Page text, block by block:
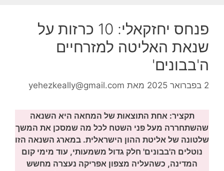
פנחס יחזקאלי: 10 כרזות על
שנאת האליטה למזרחיים
ה'בבונים'
2 בפברואר 2025 מאת yehezkeally@gmail.com
תקציר: אחת התוצאות של המחאה היא השנאה
שהשתחררה מעל פני השטח לכל מה שמסכן את המשך
שלטונה של אליטת ההון הישראלית. במארג השנאה הזו
נוטלים ה'בבונים' חלק גדול משמעותי, עוד מימי קום
המדינה, כשהעליה מצפון אפריקה נעצרה מחשש